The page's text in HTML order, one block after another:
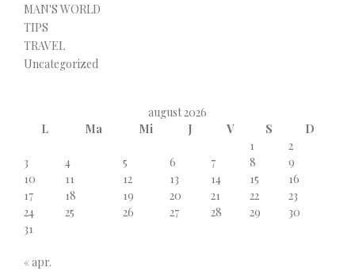
MAN'S WORLD
TIPS
TRAVEL
Uncategorized
august 2026
L
Ma Mi J V S
D
1
2
3
4 5 6 7 8
9
10
11 12 13 14 15
16
17
18 19 20 21 22
23
24
25 26 27 28 29
30
31
« apr.